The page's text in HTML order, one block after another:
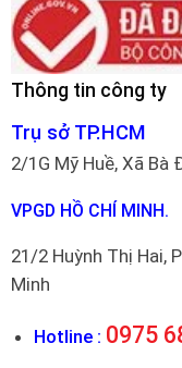
Thông tin công ty
Trụ sở TP.HCM
2/1G Mỹ Huề, Xã Bà
VPGD HỒ CHÍ MINH.
21/2 Huỳnh Thị Hai,
Minh
Hotline : 0975